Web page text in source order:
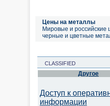
Цены на металлы
Мировые и российские
черные и цветные
CLASSIFIED
Другое
Доступ к
информации